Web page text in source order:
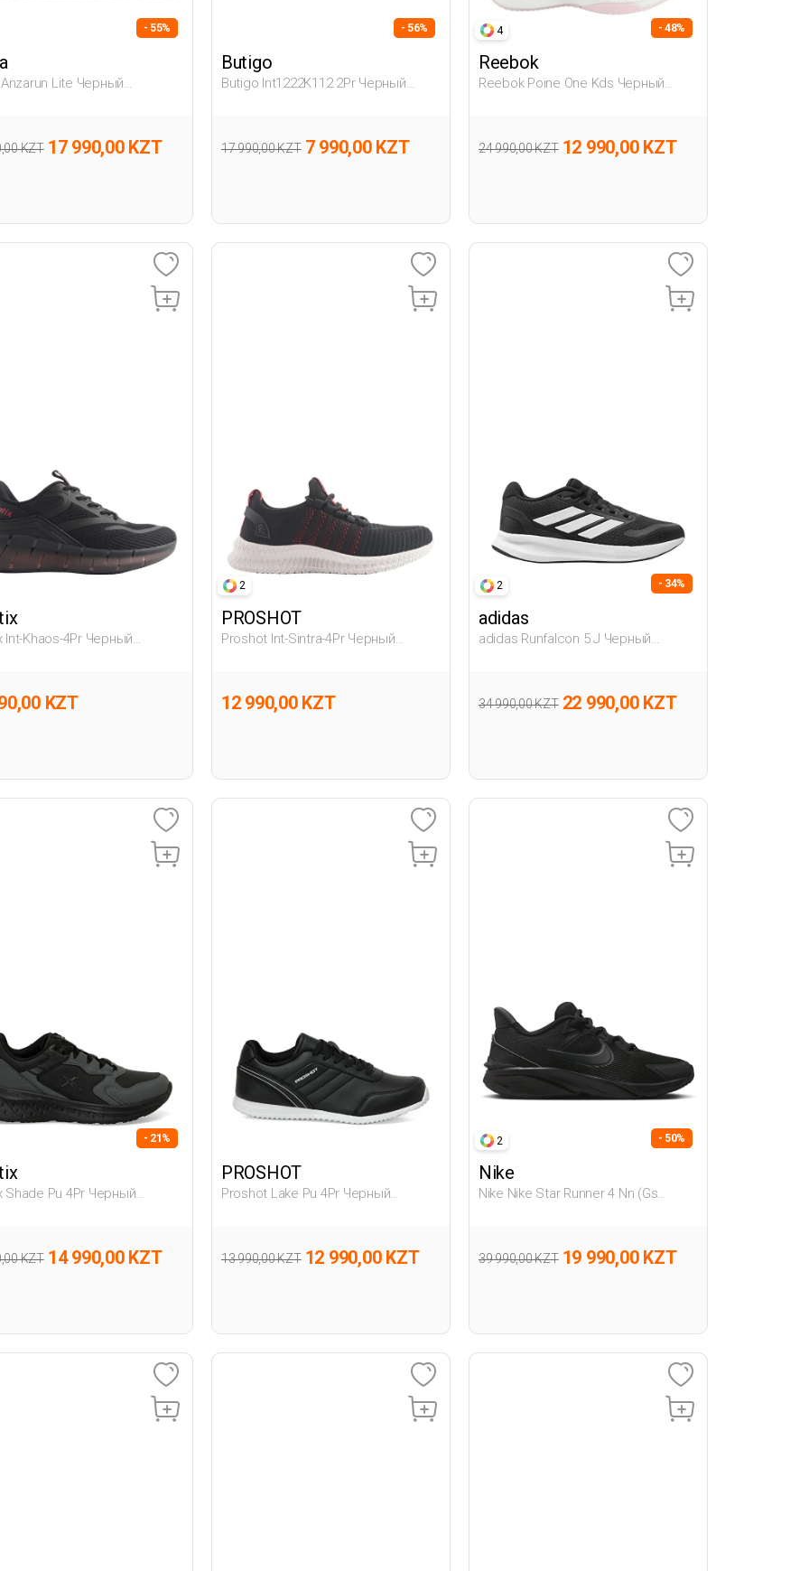
- 55%
Lite Черный
KZT 17 990,00 KZT
- 56%
Butigo
Butigo Int1222K112 2Pr Черный
17 990,00 KZT 7 990,00 KZT
4 - 48%
Reebok
Reebok Poine One Kds Черный
24 990,00 KZT 12 990,00 KZT
Int-Khaos-4Pr Черный
KZT
2
PROSHOT
Proshot Int-Sintra-4Pr Черный
12 990,00 KZT
2 - 34%
adidas
adidas Runfalcon 5 J Черный
34 990,00 KZT 22 990,00 KZT
- 21%
Shade Pu 4Pr Черный
KZT 14 990,00 KZT
PROSHOT
Proshot Lake Pu 4Pr Черный
13 990,00 KZT 12 990,00 KZT
2 - 50%
Nike
Nike Nike Star Runner 4 Nn (Gs
39 990,00 KZT 19 990,00 KZT